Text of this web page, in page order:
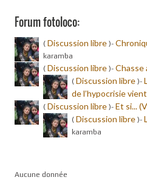
Forum fotoloco:
( Discussion libre )-
karamba
( Discussion libre )- Chasse
( Discussion libre )-
de l’hypocrisie
( Discussion libre )- Et si...
( Discussion libre )-
karamba
Aucune donnée